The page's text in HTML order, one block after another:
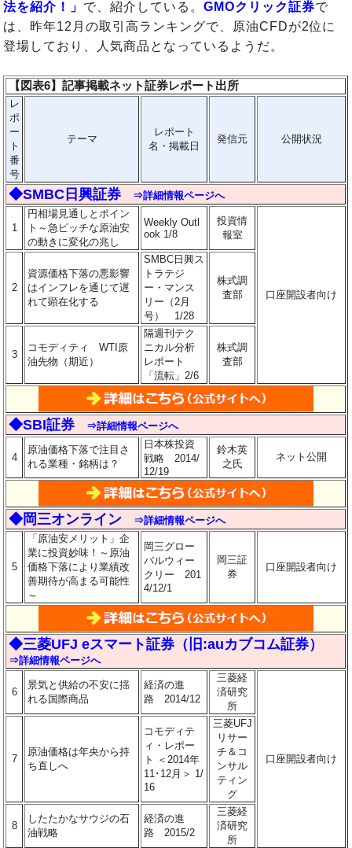
法を紹介！」 で、紹介している。 GMOクリック証券で
は、昨年12月の取引高ランキングで、原油CFDが2位に
登場しており、人気商品となっているようだ。
【図表6】記事掲載ネット証券レポート出所
レ
ポ
ー
ト
番
号
テーマ
レポート
名・掲載日
発信元 公開状況
◆SMBC日興証券 ⇒詳細情報ページへ
1
円相場見通しとポイン
ト～急ピッチな原油安
の動きに変化の兆し
Weekly Outl
ook 1/8
投資情
報室
口座開設者向け
2
資源価格下落の悪影響
はインフレを通じて遅
れて顕在化する
SMBC日興ス
トラテジ
ー・マンス
リー（2月
号） 1/28
株式調
査部
3
コモディティ WTI原
油先物（期近）
隔週刊テク
ニカル分析
レポート
「流転」2/6
株式調
査部
◆SBI証券 ⇒詳細情報ページへ
4
原油価格下落で注目さ
れる業種・銘柄は？
日本株投資
戦略 2014/
12/19
鈴木英
之氏
ネット公開
◆岡三オンライン ⇒詳細情報ページへ
5
「原油安メリット」企
業に投資妙味！～原油
価格下落により業績改
善期待が高まる可能性
～
岡三グロー
バルウィー
クリー 201
4/12/1
岡三証
券
口座開設者向け
◆三菱UFJ eスマート証券（旧:auカブコム証券）
⇒詳細情報ページへ
6
景気と供給の不安に揺
れる国際商品
経済の進
路 2014/12
三菱経
済研究
所
口座開設者向け
7
原油価格は年央から持
ち直しへ
コモディテ
ィ・レポー
ト ＜2014年
11･12月＞ 1/
16
三菱UFJ
リサー
チ＆コ
ンサル
ティン
グ
8
したたかなサウジの石
油戦略
経済の進
路 2015/2
三菱経
済研究
所